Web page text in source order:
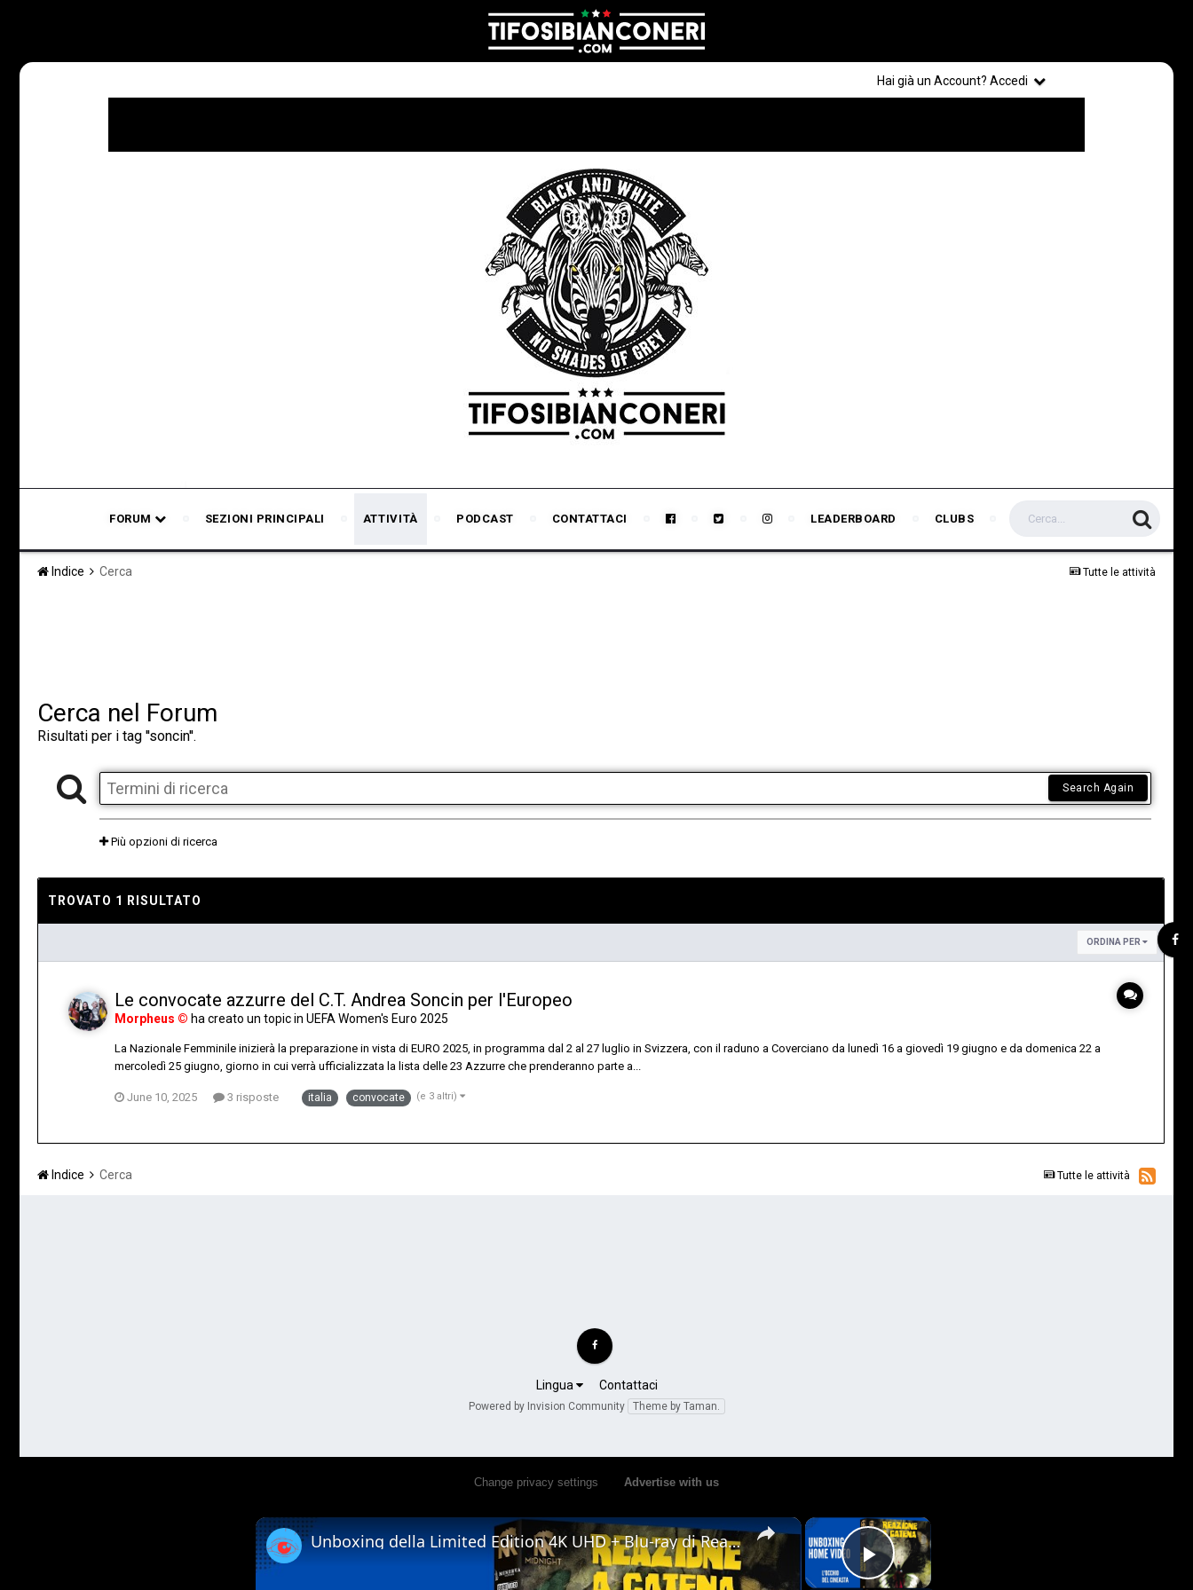
Hai già un Account? Accedi
FORUM SEZIONI PRINCIPALI ATTIVITÀ PODCAST CONTATTACI LEADERBOARD CLUBS
Tutte le attività
Indice Cerca
Cerca nel Forum
Risultati per i tag ''soncin''.
Search Again
Più opzioni di ricerca
TROVATO 1 RISULTATO
ORDINA PER
Le convocate azzurre del C.T. Andrea Soncin per l'Europeo
Morpheus © ha creato un topic in UEFA Women's Euro 2025
La Nazionale Femminile inizierà la preparazione in vista di EURO 2025, in programma dal 2 al 27 luglio in Svizzera, con il raduno a Coverciano da lunedì 16 a giovedì 19 giugno e da domenica 22 a
mercoledì 25 giugno, giorno in cui verrà ufficializzata la lista delle 23 Azzurre che prenderanno parte a...
June 10, 2025 3 risposte italia convocate (e 3 altri)
Tutte le attività
Indice Cerca
Lingua Contattaci
Powered by Invision Community Theme by Taman.
Change privacy settings Advertise with us
×
Play Video
×
Unboxing della Limited Edition 4K UHD + Blu-ray di Reazione a Catena - Vale la pena acquistarla?